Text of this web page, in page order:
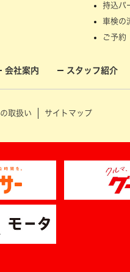
持込パ
車検の
ご予約
会社案内 スタッフ紹介
取扱い サイトマップ